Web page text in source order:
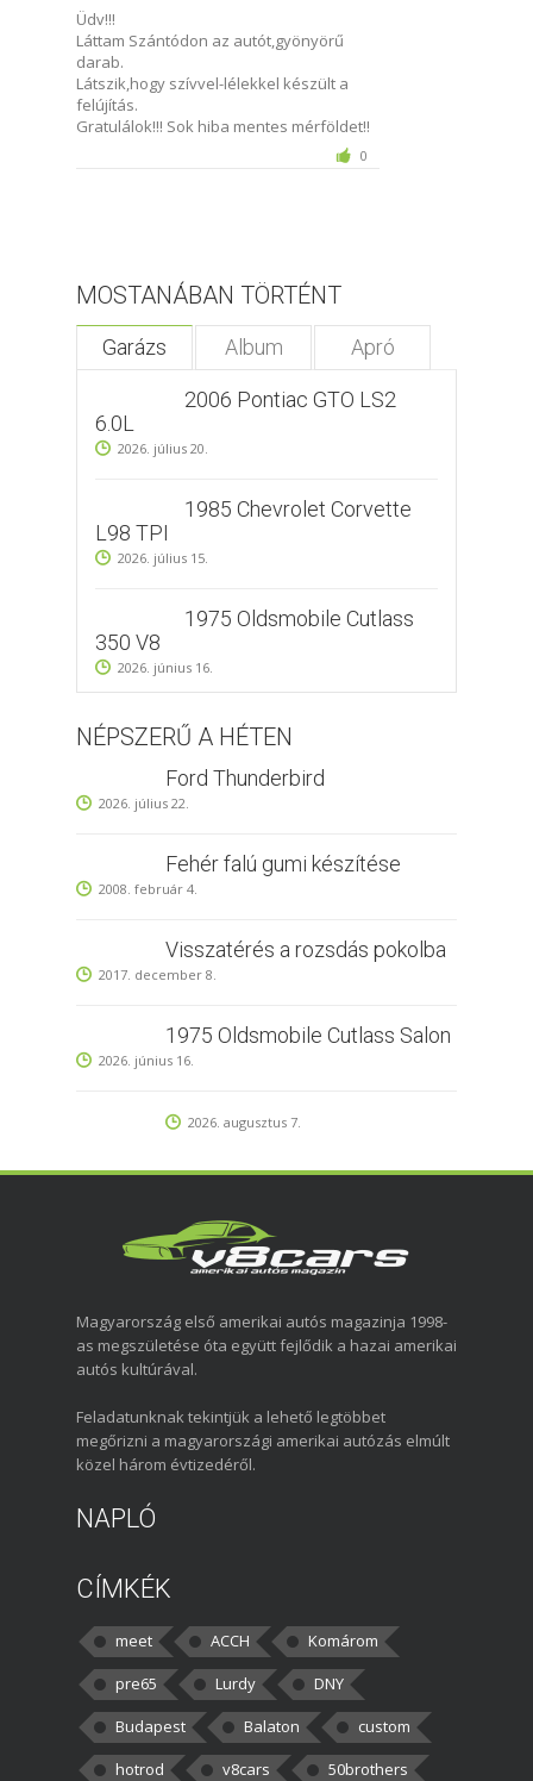
Üdv!!!
Láttam Szántódon az autót,gyönyörű
darab.
Látszik,hogy szívvel-lélekkel készült a
felújítás.
Gratulálok!!! Sok hiba mentes mérföldet!!
0
MOSTANÁBAN TÖRTÉNT
Garázs Album Apró
2006 Pontiac GTO LS2
6.0L
2026. július 20.
1985 Chevrolet Corvette
L98 TPI
2026. július 15.
1975 Oldsmobile Cutlass
350 V8
2026. június 16.
NÉPSZERŰ A HÉTEN
Ford Thunderbird
2026. július 22.
Fehér falú gumi készítése
2008. február 4.
Visszatérés a rozsdás pokolba
2017. december 8.
1975 Oldsmobile Cutlass Salon
2026. június 16.
2026. augusztus 7.
Magyarország első amerikai autós magazinja 1998-
as megszületése óta együtt fejlődik a hazai amerikai
autós kultúrával.
Feladatunknak tekintjük a lehető legtöbbet
megőrizni a magyarországi amerikai autózás elmúlt
közel három évtizedéről.
NAPLÓ
CÍMKÉK
meet ACCH
Komárom
pre65
Lurdy
DNY
Budapest
Balaton
custom
hotrod
v8cars 50brothers